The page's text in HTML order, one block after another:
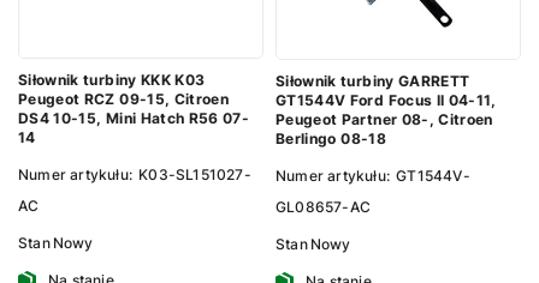
Siłownik turbiny KKK K03
Peugeot RCZ 09-15, Citroen
DS4 10-15, Mini Hatch R56 07-
14
Numer artykułu: K03-SL151027-
AC
Stan Nowy
Siłownik turbiny GARRETT
GT1544V Ford Focus II 04-11,
Peugeot Partner 08-, Citroen
Berlingo 08-18
Numer artykułu: GT1544V-
GL08657-AC
Stan Nowy